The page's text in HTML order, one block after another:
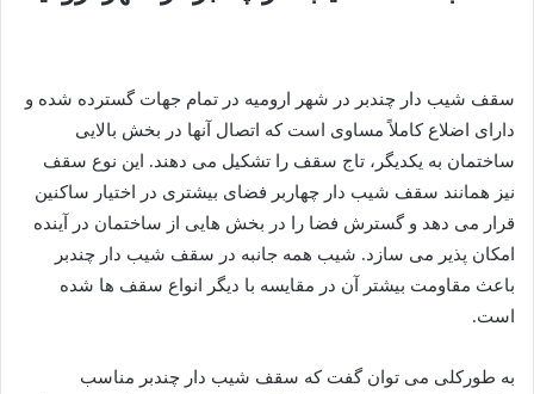
سقف شیب دار چندبر در شهر ارومیه در تمام جهات گسترده شده و
دارای اضلاع کاملاً مساوی است که اتصال آنها در بخش بالایی
ساختمان به یکدیگر، تاج سقف را تشکیل می دهند. این نوع سقف
نیز همانند سقف شیب دار چهاربر فضای بیشتری در اختیار ساکنین
قرار می دهد و گسترش فضا را در بخش هایی از ساختمان در آینده
امکان پذیر می سازد. شیب همه جانبه در سقف شیب دار چندبر
باعث مقاومت بیشتر آن در مقایسه با دیگر انواع سقف ها شده
است.
به طورکلی می توان گفت که سقف شیب دار چندبر مناسب